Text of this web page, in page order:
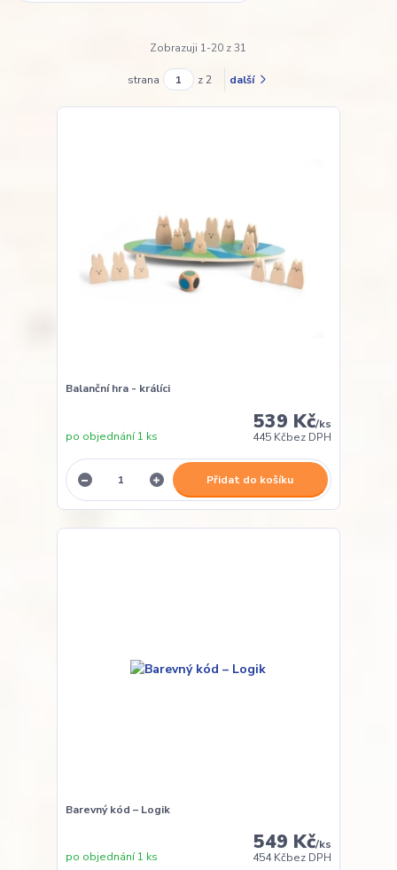
Zobrazuji 1-20 z 31
strana z 2 další
Balanční hra - králíci
539 Kč/ks
445 Kčbez DPH
po objednání 1 ks
Přidat do košíku
Barevný kód – Logik
549 Kč/ks
454 Kčbez DPH
po objednání 1 ks